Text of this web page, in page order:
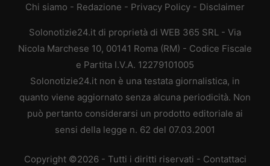
Chi siamo - Redazione - Privacy Policy - Disclaimer
Solonotizie24.it di proprietà di WEB 365 SRL - Via
Nicola Marchese 10, 00141 Roma (RM) - Codice Fiscale
e Partita I.V.A. 12279101005
Solonotizie24.it non è una testata giornalistica, in
quanto viene aggiornato senza alcuna periodicità. Non
può pertanto considerarsi un prodotto editoriale ai
sensi della legge n. 62 del 07.03.2001
Copyright ©2026 - Tutti i diritti riservati - Contattaci